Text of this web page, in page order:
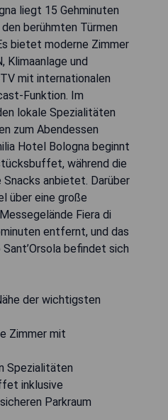
liegt 15 Gehminuten
berühmten Türmen
bietet moderne Zimmer
Klimaanlage und
mit internationalen
Funktion. Im
lokale Spezialitäten
zum Abendessen
Hotel Bologna beginnt
während die
Snacks anbietet. Darüber
über eine große
Fiera di
entfernt, und das
befindet sich
der wichtigsten
Zimmer mit
Spezialitäten
inklusive
Parkraum